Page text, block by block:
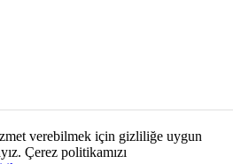
verebilmek için gizliliğe uygun
Çerez politikamızı